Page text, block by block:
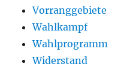
Vorranggebiete
Wahlkampf
Wahlprogramm
Widerstand